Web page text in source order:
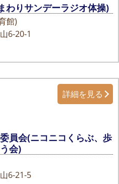
わりサンデーラジオ体操)
館)
6-20-1
員会(ニコニコくらぶ、歩
会)
6-21-5
詳細を見る